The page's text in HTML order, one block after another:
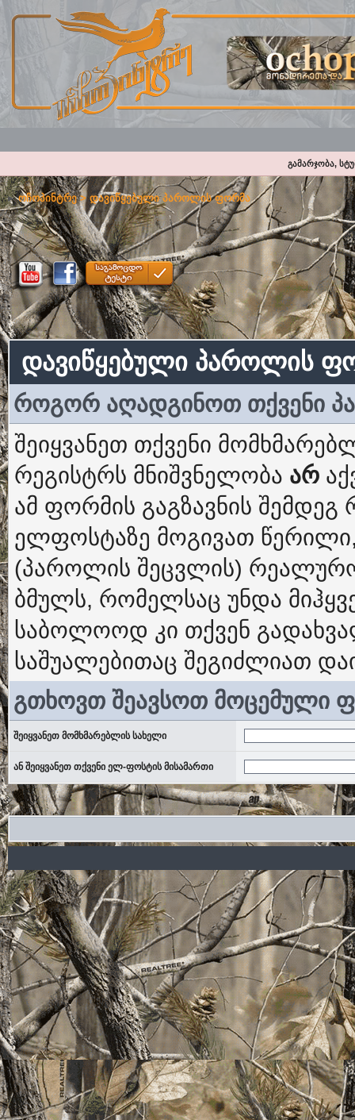
გამარჯობა,
ოჩოპინტრე> დავიწყებული პაროლის ფორმა
დავიწყებული პაროლის
როგორ აღადგინოთ თქვენი
შეიყვანეთ თქვენი
რეგისტრს მნიშვნელობა არ
ამ ფორმის გაგზავნის
ელფოსტაზე მოგივათ
(პაროლის შეცვლის)
ბმულს, რომელსაც უნდა
საბოლოოდ კი თქვენ
საშუალებითაც შეგიძლიათ
გთხოვთ შეავსოთ მოცემული
შეიყვანეთ მომხმარებლის სახელი
ან შეიყვანეთ თქვენი ელ-ფოსტის მისამართი